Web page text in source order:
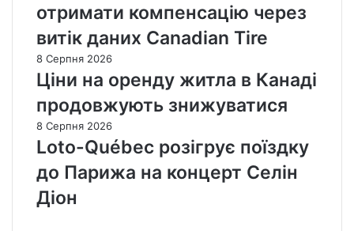
отримати компенсацію через
витік даних Canadian Tire
8 Серпня 2026
Ціни на оренду житла в Канаді
продовжують знижуватися
8 Серпня 2026
Loto-Québec розігрує поїздку
до Парижа на концерт Селін
Діон